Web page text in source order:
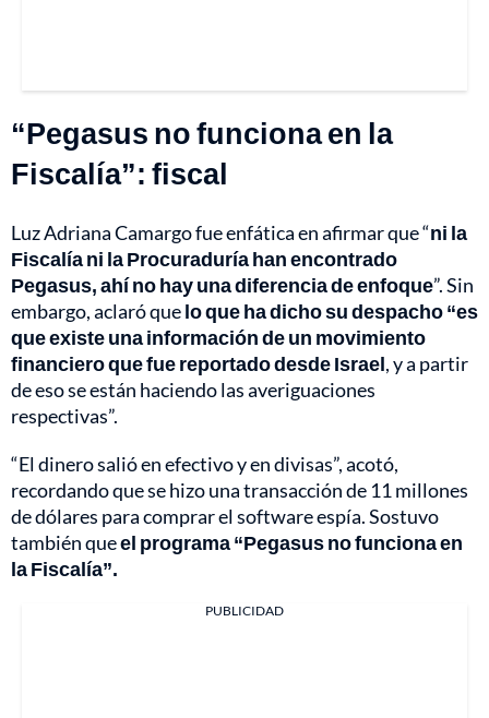
“Pegasus no funciona en la
Fiscalía”: fiscal
Luz Adriana Camargo fue enfática en afirmar que “ni la
Fiscalía ni la Procuraduría han encontrado
Pegasus, ahí no hay una diferencia de enfoque”. Sin
embargo, aclaró quelo que ha dicho su despacho “es
que existe una información de un movimiento
financiero que fue reportado desde Israel, y a partir
de eso se están haciendo las averiguaciones
respectivas”.
“El dinero salió en efectivo y en divisas”, acotó,
recordando que se hizo una transacción de 11 millones
de dólares para comprar el software espía. Sostuvo
también queel programa “Pegasus no funciona en
la Fiscalía”.
PUBLICIDAD